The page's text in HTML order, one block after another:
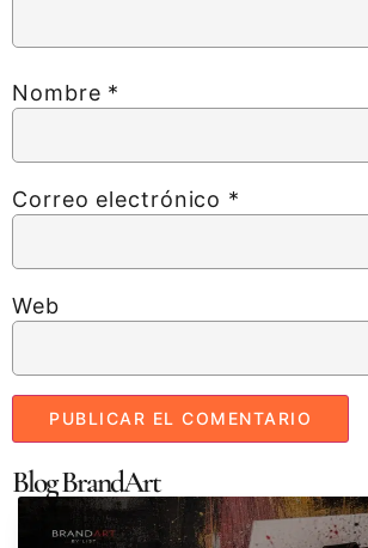
Nombre *
Correo electrónico *
Web
Blog BrandArt